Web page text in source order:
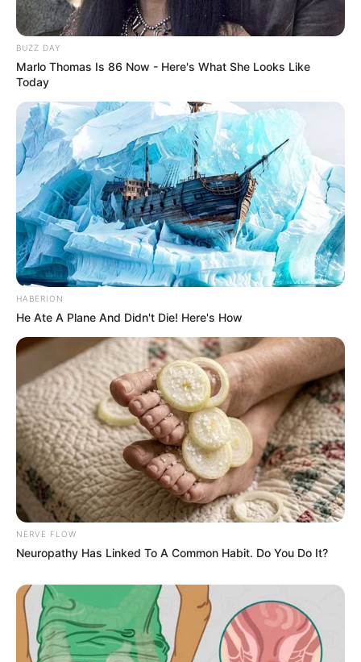
BUZZ DAY
Marlo Thomas Is 86 Now - Here's What She Looks Like
Today
HABERION
He Ate A Plane And Didn't Die! Here's How
NERVE FLOW
Neuropathy Has Linked To A Common Habit. Do You Do It?